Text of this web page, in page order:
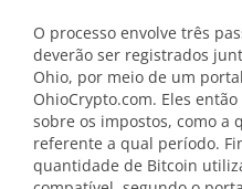
O processo envolve três
deverão ser registrados
Ohio, por meio de um
OhioCrypto.com. Eles
sobre os impostos, como a
referente a qual período.
quantidade de Bitcoin